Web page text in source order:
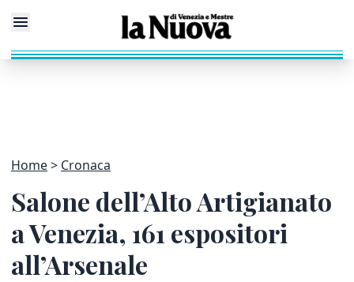
Home Cronaca
Salone dell’Alto Artigianato
a Venezia, 161 espositori
all’Arsenale